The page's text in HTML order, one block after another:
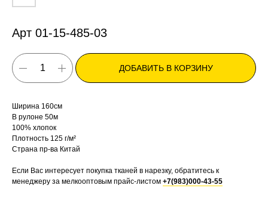
Арт 01-15-485-03
ДОБАВИТЬ В КОРЗИНУ
Ширина 160см
В рулоне 50м
100% хлопок
Плотность 125 г/м²
Страна пр-ва Китай
Если Вас интересует покупка тканей в нарезку, обратитесь к
менеджеру за мелкооптовым прайс-листом +7(983)000-43-55